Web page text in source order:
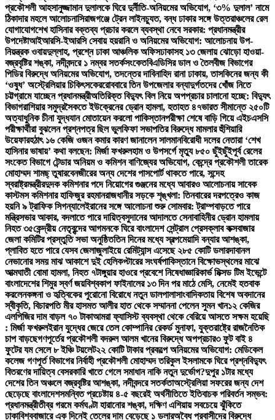
প্রকৌশলী আহসানুজ্জামান দুলালকে ঘিরে দুর্নীতি-অনিয়মের অভিযোগ, ‘৩% দুলাল’ নামে
ঠিকাদার মহলে আলোচনাসিরাজগঞ্জে ট্রেন লাইনচ্যুত, বন্ধ ঢাকার সঙ্গে উত্তরাঞ্চলের রেল
যোগাযোগশেখ হাসিনার বক্তব্য প্রচার করলে ব্যবস্থা নেবে সরকার: প্রধানমন্ত্রীর
উপদেষ্টাআইআরসি-ইআরসি সেবায় হয়রানি ও অনিয়মের অভিযোগ: আলোচনায় উপ-
নিয়ন্ত্রক ওবায়দুল্লাহ, প্রশ্নে ঢাকা আঞ্চলিক অফিসঢাকাসহ ১৩ জেলায় ঝোড়ো হাওয়া-
বজ্রবৃষ্টির শঙ্কা, নদীবন্দরে ১ নম্বর সতর্কসংকেতবিএডিসির ডাল ও তৈলবীজ বিভাগের
পিডির বিরুদ্ধে অনিয়মের অভিযোগ, তদন্তের দাবিনাহিদ রানা ঢাকায়, তাসকিনের জন্য কী
‘ওষুধ’ অস্ট্রেলিয়ার চিকিৎসকেররোববারে তিন উপজেলার বন্যাদুর্গতদের খোঁজ নিতে
চট্টগ্রামে যাচ্ছেন প্রধানমন্ত্রীঅতিরিক্ত বিদ্যুৎ বিল নিয়ে অপপ্রচার চালানো হচ্ছে: বিদ্যুৎ
বিভাগরাশিয়ার সমুদ্রসৈকতে ইউক্রেনের ড্রোন হামলা, হতাহত ৪৭ভারত সীমান্তে ২৫০টি
অত্যাধুনিক চীনা যুদ্ধযান মোতায়েন করলো পাকিস্তানপরীক্ষা শেষে বাড়ি গিয়ে এইচএসসি
পরীক্ষার্থীরা বুঝলেন প্রশ্নপত্র ছিল ভুলফিফা সভাপতির বিরুদ্ধে মামলার হুঁশিয়ারি
উয়েফারহঠাৎ ১৬ কেজি ওজন কমার কারণ জানালেন সালমানবিরোধী দলের নেতারা ‘শেখ
হাসিনার ভাষায়’ কথা বলছেন: মির্জা ফখরুলহাম ও উপসর্গে মৃত্যু ৮৫০ ছুঁইছুঁইপূর্ব রেলের
সংকেত বিভাগে টেন্ডার অনিয়ম ও কমিশন বাণিজ্যের অভিযোগ, কেন্দ্রে প্রকৌশলী তারেক
মোহাম্মদ শামছ্ তুষারবেনজীরের অন্য দেশের পাসপোর্ট থাকতে পারে, সন্দেহ
স্বরাষ্ট্রমন্ত্রীরদুদক কমিশনার পদে নিয়োগের গুঞ্জনের মধ্যে আবারও আলোচনায় সাবেক
কাস্টমস কমিশনার হাফিজুর রহমানরাজধানীর সড়কে শৃঙ্খলা: তিনবারের দরপত্রেও কাজ
হয়নি ৯ ট্রাফিক সিগন্যালেইরানের সঙ্গে আলোচনা শুরু সোমবার: ট্রাম্পবাড়তে পারে
মন্ত্রিসভার আকার, বদলাতে পারে দায়িত্বসুদানের আদালতে সেনাবাহিনীর ড্রোন হামলায়
নিহত ৩৫কেন্দ্রীয় নেতৃবৃন্দের আগমনকে ঘিরে বাংলাদেশ সেন্ট্রাল প্রেসক্লাব কক্সবাজার
জেলা কমিটির প্রস্তুতি সভা অনুষ্ঠিততিন দিনের মধ্যে স্বল্পমেয়াদি বন্যার আশঙ্কা,
প্লাবিত হতে পারে যেসব জেলাজুলাইয়ে রেমিট্যান্স এসেছে ২৮৫ কোটি ডলারদাবানল
নেভানোর সময় মাঝ আকাশে দুই হেলিকপ্টারের সংঘর্ষপাকিস্তানে বিক্ষোভস্থলের মাঝে
আত্মঘাতী বোমা হামলা, নিহত ৭টাঙ্গুয়ার হাওরে প্রবেশে নিষেধাজ্ঞারিকার্ভ মিক্সড টিম ইভেন্টে
বাংলাদেশের শিমুর স্বর্ণ জয়বিশ্বকাপ ফাইনালের ১৩ দিন পর মাঠে মেসি, নেমেই হতবাক
করলেনকঙ্গনা ও হৃত্বিকের পুরোনো বিরোধে নতুন ডালপালাসাংবাদিকতায় বিশেষ অবদানের
স্বীকৃতি, বিচারপতি মীর হাসমত আলীর হাত থেকে সম্মাননা পেলেন সুমন খান১২ কেজির
এলপিজির দাম বাড়ল ৭০ টাকাআমরা ফ্যাসিস্ট ব্যবস্থা থেকে বেরিয়ে আসতে সক্ষম হয়েছি
: মির্জা ফখরুলইরান যুদ্ধের জেরে তেল কোম্পানির রেকর্ড মুনাফা, যুক্তরাষ্ট্রে রাজনৈতিক
চাপ বাড়ছেগণপূর্তের প্রকৌশলী বদরুল আলম খানের বিরুদ্ধে অপপ্রচার৩ ফুট বাই ৪
ফুটের যম সেলে ৮ ইঞ্চি টয়লেট২২ কোটি টাকার প্রকল্পে অনিয়মের অভিযোগ: মেডিকেল
কলেজ গণপূর্ত বিভাগের নির্বাহী প্রকৌশলী মোহাম্মদ তরিকুল ইসলামকে ঘিরে প্রশ্নবিদ্যুৎ
বিতরণের দায়িত্ব বেসরকারি খাতে গেলে সমাধান নাকি নতুন দুর্ভোগ?দুপুর ১টার মধ্যে
দেশের তিন অঞ্চলে বজ্রবৃষ্টির আশঙ্কা, নদীবন্দরে সতর্কতাঅস্ট্রেলিয়া সফরের জন্য দেশ
ছেড়েছে বাংলাদেশসমন্বিত প্রচেষ্টায় ৪-৫ বছরেই অর্থনীতিতে ইতিবাচক পরিবর্তন সম্ভব:
প্রধানমন্ত্রীতীব্র গরমে কর্মঘণ্টা হারানোর শঙ্কা, দক্ষিণ এশিয়ায় সবচেয়ে ঝুঁকিতে
ঢাকাবিশ্ববাজারে এক দিনেই তেলের দাম বেড়েছে ১ ডলারঅবৈধ প্রবাসীদের বিরুদ্ধে